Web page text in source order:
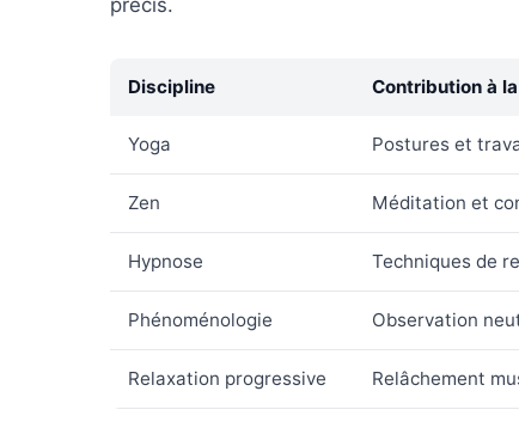
précis.
Discipline Contribution à
Yoga Postures et
Zen Méditation et
Hypnose Techniques de
Phénoménologie Observation
Relaxation progressive Relâchement